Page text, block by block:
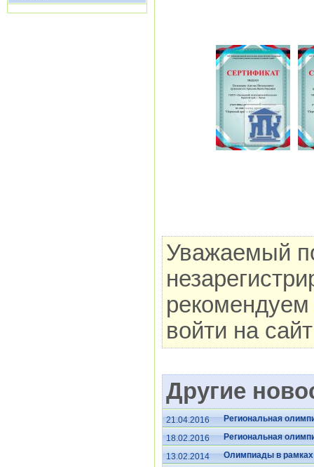
Уважаемый
рекомендуем
войти на
Другие
21.04.2016
Региональная
18.02.2016
Региональная
13.02.2014
Олимпиады в